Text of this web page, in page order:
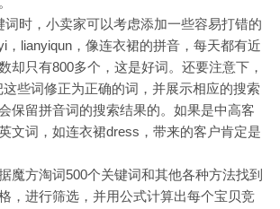
时，小卖家可以考虑添加一些容易打错的
，lianyiqun，像连衣裙的拼音，每天都有近
却只有800多个，这是好词。还要注意下，
些词修正为正确的词，并展示相应的搜索
保留拼音词的搜索结果的。如果是中高客
文词，如连衣裙dress，带来的客户肯定是
方淘词500个关键词和其他各种方法找到
，进行筛选，并用公式计算出每个宝贝竞